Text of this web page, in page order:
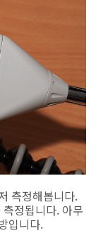
측정해봅니다.
정됩니다. 아무
입니다.